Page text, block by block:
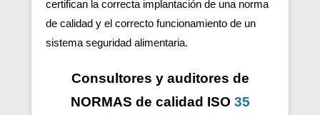
certifican la correcta implantación de una norma
de calidad y el correcto funcionamiento de un
sistema seguridad alimentaria.
Consultores y auditores de
NORMAS de calidad ISO 35